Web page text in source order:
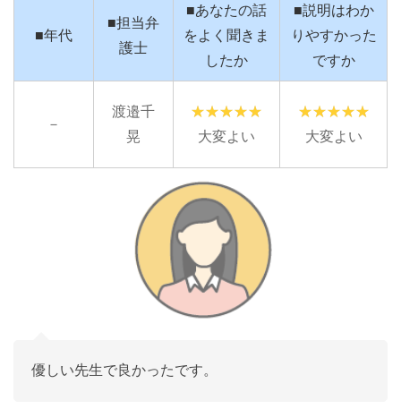
■年代
■担当弁
護士
■あなたの話
をよく聞きま
したか
■説明はわか
りやすかった
ですか
－
渡邉千
晃
大変よい 大変よい
優しい先生で良かったです。